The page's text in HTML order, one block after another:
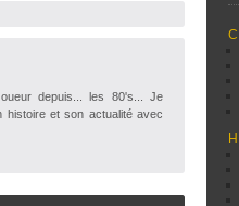
depuis... les 80's... Je
et son actualité avec